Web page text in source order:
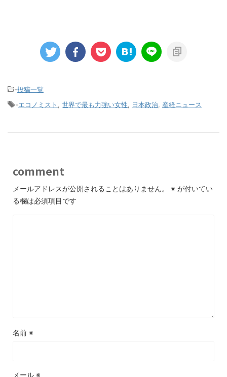
-投稿一覧
-エコノミスト 世界で最も力強い女性 日本政治 産経ニュース
comment
メールアドレスが公開されることはありません。 ※ が付いてい
る欄は必須項目です
名前 ※
メール ※